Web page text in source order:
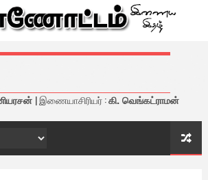
- இணைய இதழ்
| இணையாசிரியர் :கி. வெங்கட்ராமன்